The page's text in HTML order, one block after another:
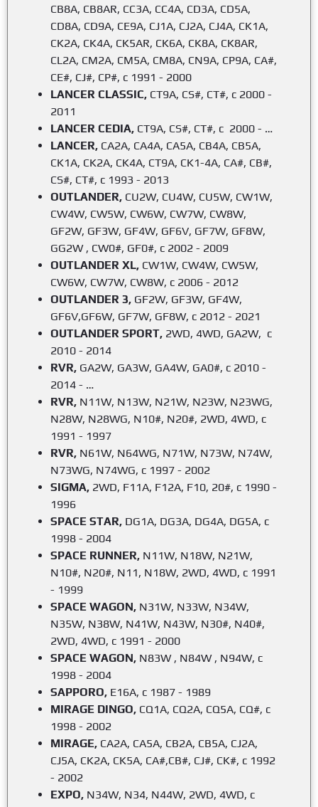
CB8A, CB8AR, CC3A, CC4A, CD3A, CD5A,
CD8A, CD9A, CE9A, CJ1A, CJ2A, CJ4A, CK1A,
CK2A, CK4A, CK5AR, CK6A, CK8A, CK8AR,
CL2A, CM2A, CM5A, CM8A, CN9A, CP9A, CA#,
CE#, CJ#, CP#, с 1991 - 2000
LANCER CLASSIC, CT9A, CS#, CT#, с 2000 -
2011
LANCER CEDIA, CT9A, CS#, CT#, с 2000 - …
LANCER, CA2A, CA4A, CA5A, CB4A, CB5A,
CK1A, CK2A, CK4A, CT9A, CK1-4A, CA#, CB#,
CS#, CT#, с 1993 - 2013
OUTLANDER, CU2W, CU4W, CU5W, CW1W,
CW4W, CW5W, CW6W, CW7W, CW8W,
GF2W, GF3W, GF4W, GF6V, GF7W, GF8W,
GG2W , CW0#, GF0#, с 2002 - 2009
OUTLANDER XL, CW1W, CW4W, CW5W,
CW6W, CW7W, CW8W, c 2006 - 2012
OUTLANDER 3, GF2W, GF3W, GF4W,
GF6V,GF6W, GF7W, GF8W, с 2012 - 2021
OUTLANDER SPORT, 2WD, 4WD, GA2W, с
2010 - 2014
RVR, GA2W, GA3W, GA4W, GA0#, с 2010 -
2014 - …
RVR, N11W, N13W, N21W, N23W, N23WG,
N28W, N28WG, N10#, N20#, 2WD, 4WD, с
1991 - 1997
RVR, N61W, N64WG, N71W, N73W, N74W,
N73WG, N74WG, с 1997 - 2002
SIGMA, 2WD, F11A, F12A, F10, 20#, с 1990 -
1996
SPACE STAR, DG1A, DG3A, DG4A, DG5A, с
1998 - 2004
SPACE RUNNER, N11W, N18W, N21W,
N10#, N20#, N11, N18W, 2WD, 4WD, с 1991
- 1999
SPACE WAGON, N31W, N33W, N34W,
N35W, N38W, N41W, N43W, N30#, N40#,
2WD, 4WD, с 1991 - 2000
SPACE WAGON, N83W , N84W , N94W, с
1998 - 2004
SAPPORO, E16A, с 1987 - 1989
MIRAGE DINGO, CQ1A, CQ2A, CQ5A, CQ#, с
1998 - 2002
MIRAGE, CA2A, CA5A, CB2A, CB5A, CJ2A,
CJ5A, CK2A, CK5A, CA#,CB#, CJ#, CK#, с 1992
- 2002
EXPO, N34W, N34, N44W, 2WD, 4WD, с